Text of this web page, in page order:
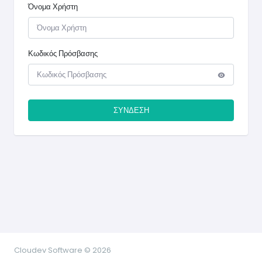
Όνομα Χρήστη
Κωδικός Πρόσβασης
ΣΥΝΔΕΣΗ
Cloudev Software © 2026